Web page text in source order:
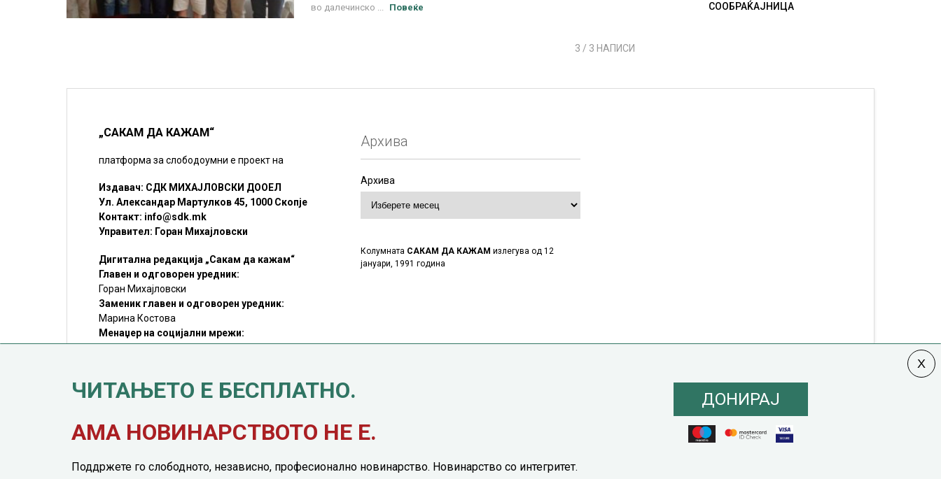
во далечинско ...
Повеќе
3 / 3 НАПИСИ
СООБРАЌАЈНИЦА
„САКАМ ДА КАЖАМ“
платформа за слободоумни е проект на
Издавач: СДК МИХАЈЛОВСКИ ДООЕЛ
Ул. Александар Мартулков 45, 1000 Скопје
Контакт: info@sdk.mk
Управител: Горан Михајловски
Дигитална редакција „Сакам да кажам“
Главен и одговорен уредник:
Горан Михајловски
Заменик главен и одговорен уредник:
Марина Костова
Менаџер на социјални мрежи:
Мирослав Илиоски
©SDK.MK Крадењето авторски текстови е казниво со закон.
Преземањето на авторски содржини (текстови) од оваа
Архива
Архива
Колумната САКАМ ДА КАЖАМ излегува од 12
јануари, 1991 година
ЧИТАЊЕТО Е БЕСПЛАТНО.
АМА НОВИНАРСТВОТО НЕ Е.
Поддржете го слободното, независно, професионално новинарство. Новинарство со интегритет.
ДОНИРАЈ